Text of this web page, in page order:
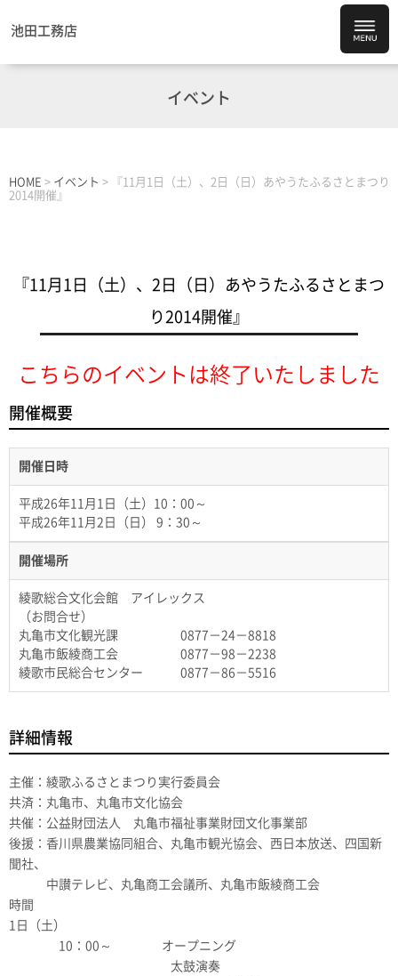
池田工務店
イベント
HOME > イベント >
『11月1日（土）、2日（日）あやうたふるさとまつり
2014開催』
『11月1日（土）、2日（日）あやうたふるさとまつ
り2014開催』
こちらのイベントは終了いたしました
開催概要
開催日時
平成26年11月1日（土）10：00～
平成26年11月2日（日） 9：30～
開催場所
綾歌総合文化会館 アイレックス
（お問合せ）
丸亀市文化観光課 0877－24－8818
丸亀市飯綾商工会 0877－98－2238
綾歌市民総合センター 0877－86－5516
詳細情報
主催：綾歌ふるさとまつり実行委員会
共済：丸亀市、丸亀市文化協会
共催：公益財団法人 丸亀市福祉事業財団文化事業部
後援：香川県農業協同組合、丸亀市観光協会、西日本放送、四国新
聞社、
中讃テレビ、丸亀商工会議所、丸亀市飯綾商工会
時間
1日（土）
10：00～ オープニング
太鼓演奏